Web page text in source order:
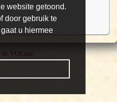
website getoond.
door gebruik te
u hiermee
VOCsite